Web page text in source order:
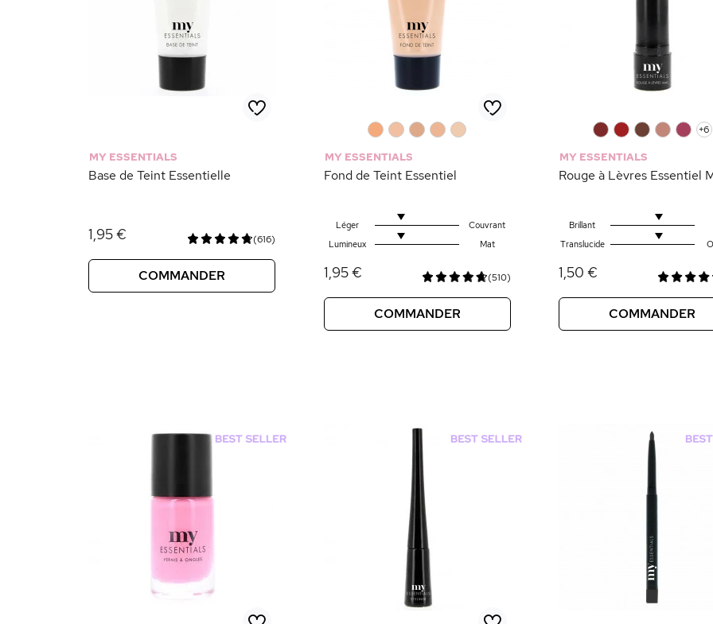
MY ESSENTIALS
Base de Teint Essentielle
1,95 € (616)
COMMANDER
MY ESSENTIALS
Fond de Teint Essentiel
Léger
Couvrant
Lumineux
Mat
1,95 € (510)
COMMANDER
+6
MY ESSENTIALS
Rouge à Lèvres Essentiel
Brillant
Translucide
1,50 €
COMMANDER